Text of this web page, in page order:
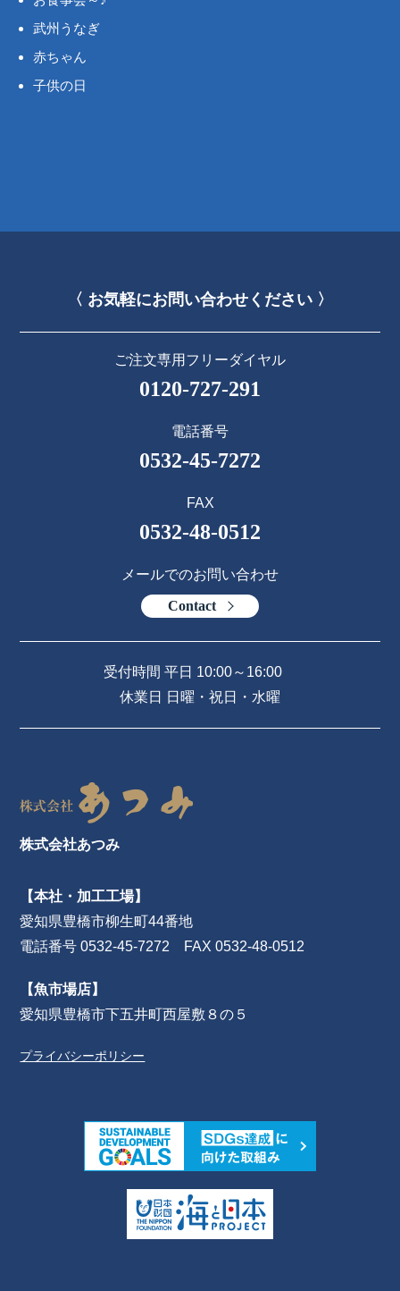
武州うなぎ
赤ちゃん
子供の日
株式会社あつみ
【本社・加工工場】
愛知県豊橋市柳生町44番地
電話番号 0532-45-7272 FAX 0532-48-0512
【魚市場店】
愛知県豊橋市下五井町西屋敷８の５
プライバシーポリシー
〈 お気軽にお問い合わせください 〉
ご注文専用フリーダイヤル
0120-727-291
電話番号
0532-45-7272
FAX
0532-48-0512
メールでのお問い合わせ
Contact
受付時間 平日 10:00～16:00
休業日 日曜・祝日・水曜